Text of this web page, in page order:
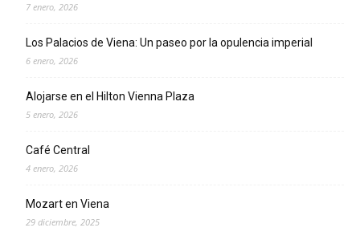
7 enero, 2026
Los Palacios de Viena: Un paseo por la opulencia imperial
6 enero, 2026
Alojarse en el Hilton Vienna Plaza
5 enero, 2026
Café Central
4 enero, 2026
Mozart en Viena
29 diciembre, 2025